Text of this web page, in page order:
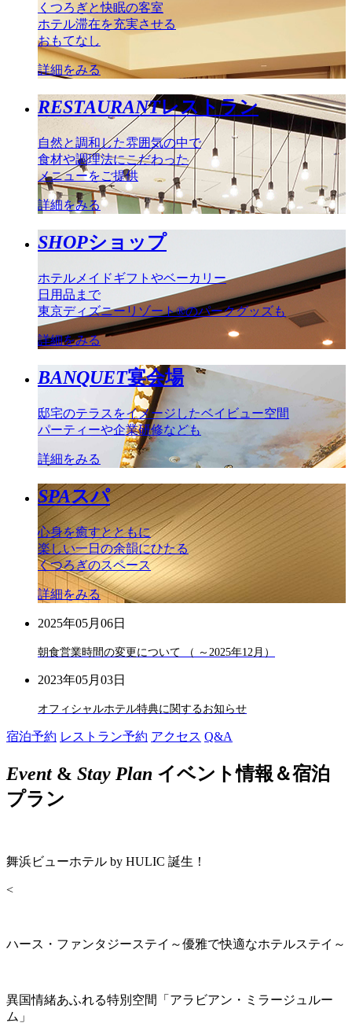
くつろぎと快眠の客室
ホテル滞在を充実させる
おもてなし
詳細をみる
RESTAURANTレストラン
自然と調和した雰囲気の中で
食材や調理法にこだわった
メニューをご提供
詳細をみる
SHOPショップ
ホテルメイドギフトやベーカリー
日用品まで
東京ディズニーリゾート®のパークグッズも
詳細をみる
BANQUET宴会場
邸宅のテラスをイメージしたベイビュー空間
パーティーや企業研修なども
詳細をみる
SPAスパ
心身を癒すとともに
楽しい一日の余韻にひたる
くつろぎのスペース
詳細をみる
2025年05月06日
朝食営業時間の変更について （ ～2025年12月）
2023年05月03日
オフィシャルホテル特典に関するお知らせ
宿泊予約 レストラン予約 アクセス Q&A
Event& Stay Plan イベント情報＆宿泊
プラン
舞浜ビューホテル by HULIC 誕生！
<
ハース・ファンタジーステイ～優雅で快適なホテルステイ～
異国情緒あふれる特別空間「アラビアン・ミラージュルー
ム」